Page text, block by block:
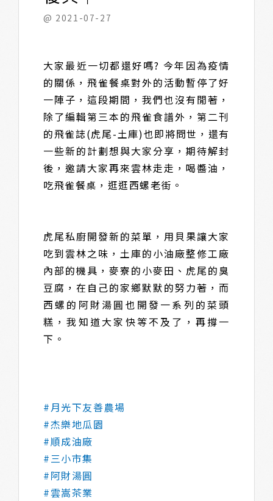
@ 2021-07-27
大家最近一切都還好嗎? 今年因為疫情
的關係，飛雀餐桌對外的活動暫停了好
一陣子，這段期間，我們也沒有閒著，
除了編輯第三本的飛雀食譜外，第二刊
的飛雀誌(虎尾-土庫)也即將問世，還有
一些新的計劃想與大家分享，期待解封
後，邀請大家再來雲林走走，喝醬油，
吃飛雀餐桌，逛逛西螺老街。
虎尾私廚開發新的菜單，用貝果讓大家
吃到雲林之味，土庫的小油廠整修工廠
內部的機具，麥寮的小麥田、虎尾的臭
豆腐，在自己的家鄉默默的努力著，而
西螺的阿財湯圓也開發一系列的菜頭
糕，我知道大家快等不及了，再撐一
下。
#月光下友善農場
#杰樂地瓜園
#順成油廠
#三小市集
#阿財湯圓
#雲嵩茶業